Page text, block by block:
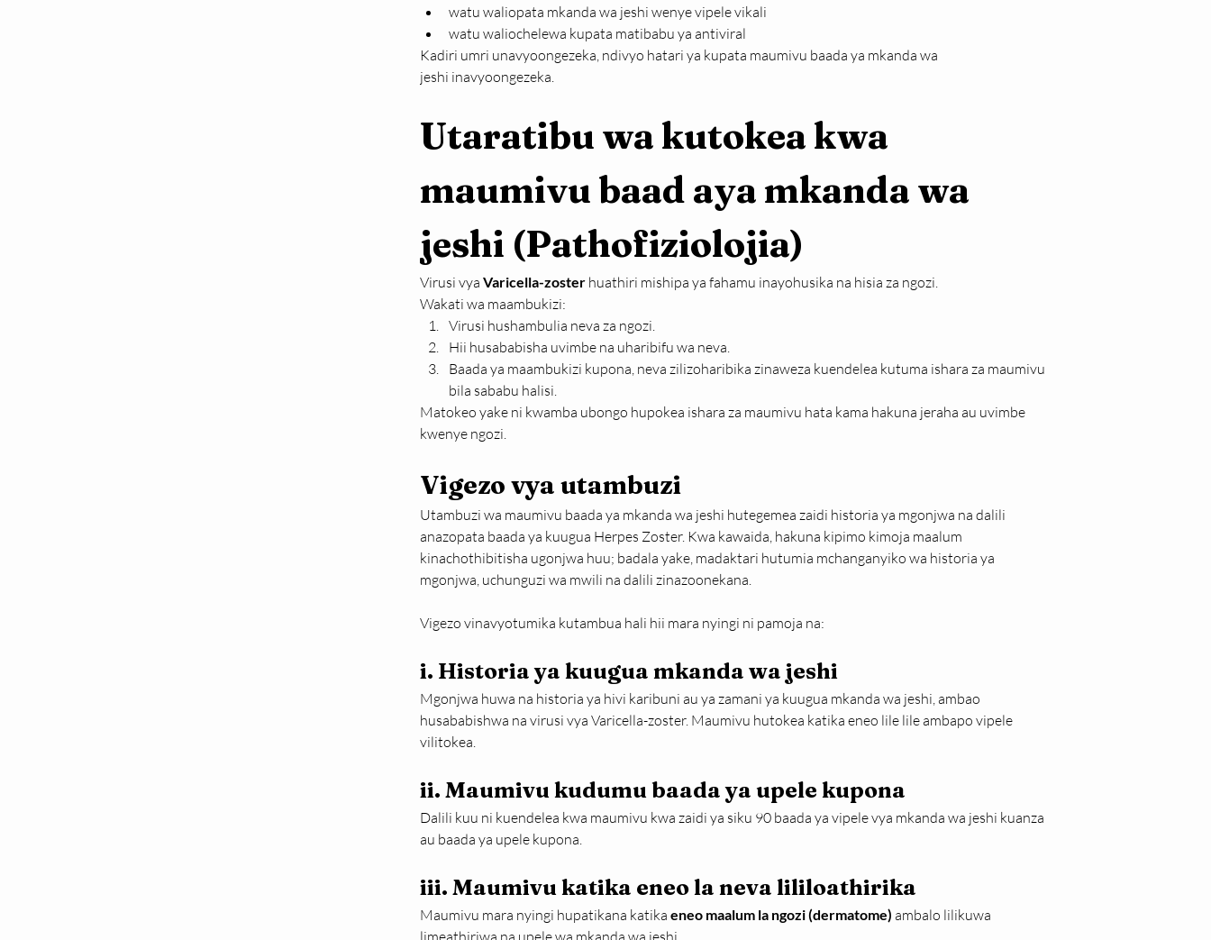
watu waliopata mkanda wa jeshi wenye vipele vikali
watu waliochelewa kupata matibabu ya antiviral
Kadiri umri unavyoongezeka, ndivyo hatari ya kupata maumivu baada ya mkanda wa
jeshi inavyoongezeka.
Utaratibu wa kutokea kwa
maumivu baad aya mkanda wa
jeshi (Pathofiziolojia)
Virusi vya Varicella-zoster huathiri mishipa ya fahamu inayohusika na hisia za ngozi.
Wakati wa maambukizi:
Virusi hushambulia neva za ngozi.
Hii husababisha uvimbe na uharibifu wa neva.
Baada ya maambukizi kupona, neva zilizoharibika zinaweza kuendelea kutuma ishara za maumivu
bila sababu halisi.
Matokeo yake ni kwamba ubongo hupokea ishara za maumivu hata kama hakuna jeraha au uvimbe
kwenye ngozi.
Vigezo vya utambuzi
Utambuzi wa maumivu baada ya mkanda wa jeshi hutegemea zaidi historia ya mgonjwa na dalili
anazopata baada ya kuugua Herpes Zoster. Kwa kawaida, hakuna kipimo kimoja maalum
kinachothibitisha ugonjwa huu; badala yake, madaktari hutumia mchanganyiko wa historia ya
mgonjwa, uchunguzi wa mwili na dalili zinazoonekana.
Vigezo vinavyotumika kutambua hali hii mara nyingi ni pamoja na:
i. Historia ya kuugua mkanda wa jeshi
Mgonjwa huwa na historia ya hivi karibuni au ya zamani ya kuugua mkanda wa jeshi, ambao
husababishwa na virusi vya Varicella-zoster. Maumivu hutokea katika eneo lile lile ambapo vipele
vilitokea.
ii. Maumivu kudumu baada ya upele kupona
Dalili kuu ni kuendelea kwa maumivu kwa zaidi ya siku 90 baada ya vipele vya mkanda wa jeshi kuanza
au baada ya upele kupona.
iii. Maumivu katika eneo la neva lililoathirika
Maumivu mara nyingi hupatikana katika eneo maalum la ngozi (dermatome) ambalo lilikuwa
limeathiriwa na upele wa mkanda wa jeshi.